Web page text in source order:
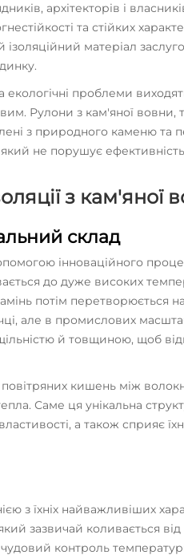
архітекторів і
та стійких
матеріал
екологічні проблеми
Рулони з кам'яної вовни,
з природного каменю та
не порушує
з кам'яної
склад
інноваційного
до дуже високих
потім перетворюється
але в промислових
й товщиною, щоб
кишень між
Саме ця унікальна
а також сприяє
з їхніх найважливіших
зазвичай коливається
контроль